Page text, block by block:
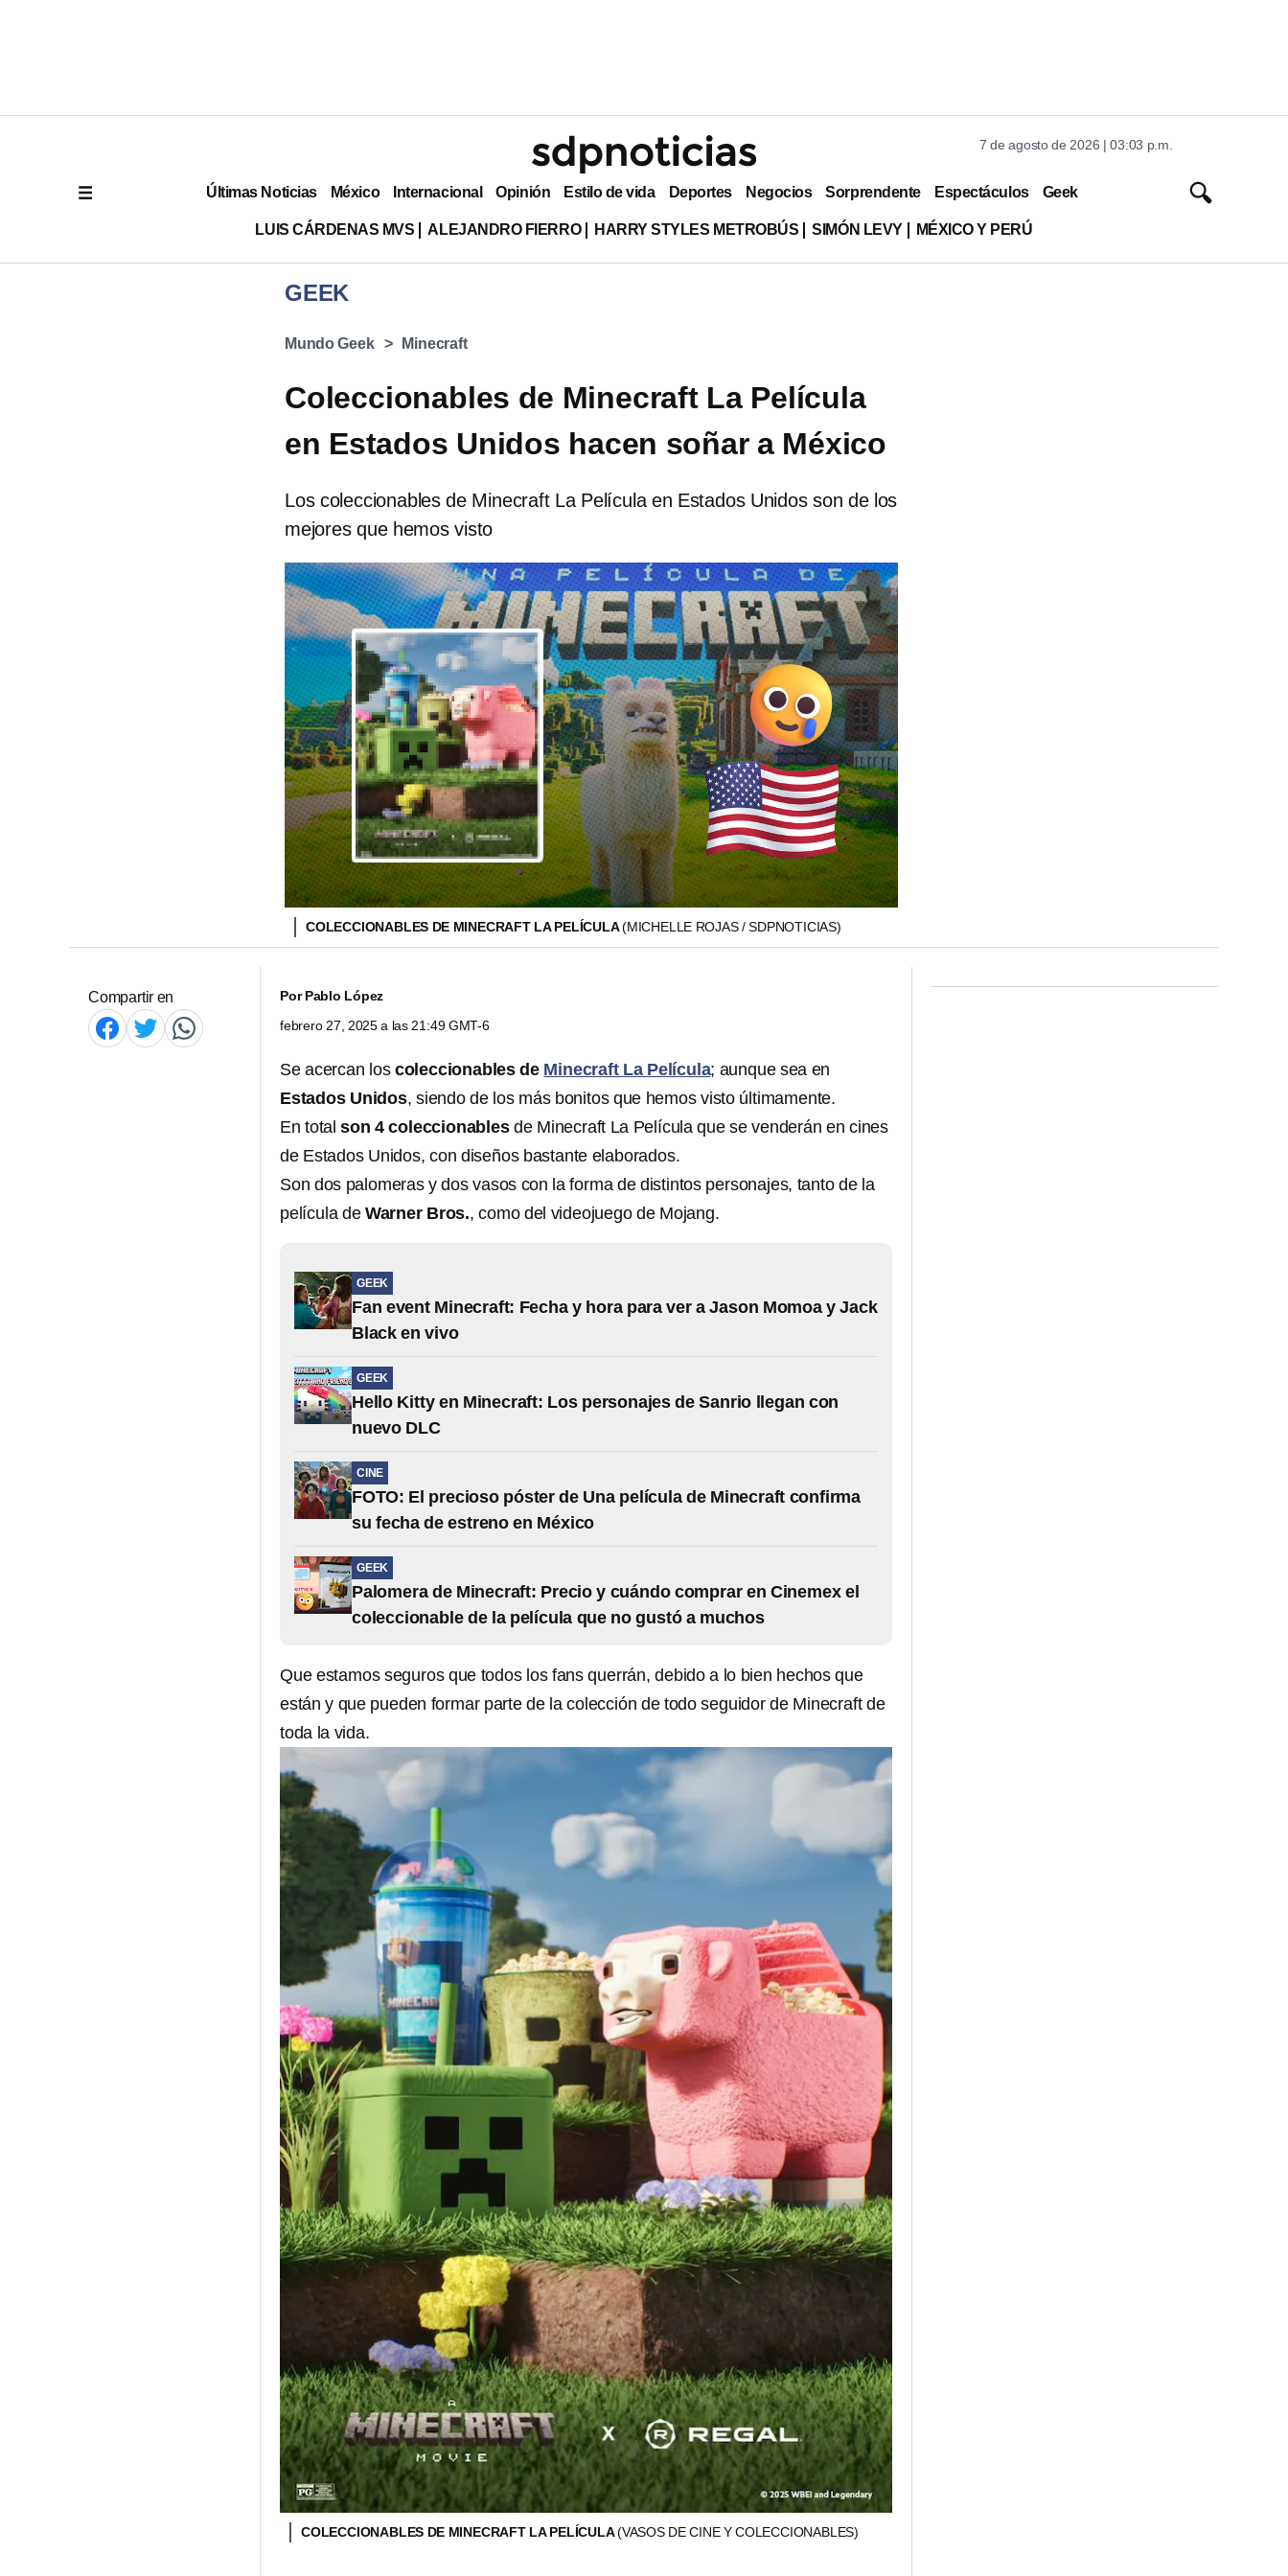
7 de agosto de 2026 | 03:03 p.m.
Últimas Noticias México Internacional Opinión Estilo de vida Deportes Negocios Sorprendente Espectáculos Geek
LUIS CÁRDENAS MVS ALEJANDRO FIERRO HARRY STYLES METROBÚS SIMÓN LEVY MÉXICO Y PERÚ
GEEK
Mundo Geek Minecraft
Coleccionables de Minecraft La Película
en Estados Unidos hacen soñar a México
Los coleccionables de Minecraft La Película en Estados Unidos son de los
mejores que hemos visto
COLECCIONABLES DE MINECRAFT LA PELÍCULA(MICHELLE ROJAS / SDPNOTICIAS)
Compartir en PorPablo López
febrero 27, 2025 a las 21:49 GMT-6
Se acercan los coleccionables de Minecraft La Película; aunque sea en
Estados Unidos, siendo de los más bonitos que hemos visto últimamente.
En totalson 4 coleccionablesde Minecraft La Película que se venderán en cines
de Estados Unidos, con diseños bastante elaborados.
Son dos palomeras y dos vasos con la forma de distintos personajes, tanto de la
película de Warner Bros., como del videojuego de Mojang.
GEEK
Fan event Minecraft: Fecha y hora para ver a Jason Momoa y Jack
Black en vivo
GEEK
Hello Kitty en Minecraft: Los personajes de Sanrio llegan con
nuevo DLC
CINE
FOTO: El precioso póster de Una película de Minecraft confirma
su fecha de estreno en México
GEEK
Palomera de Minecraft: Precio y cuándo comprar en Cinemex el
coleccionable de la película que no gustó a muchos
Que estamos seguros que todos los fans querrán, debido a lo bien hechos que
están y que pueden formar parte de la colección de todo seguidor de Minecraft de
toda la vida.
COLECCIONABLES DE MINECRAFT LA PELÍCULA(VASOS DE CINE Y COLECCIONABLES)